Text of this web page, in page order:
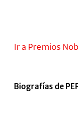
Ir a Premios
Biografías de